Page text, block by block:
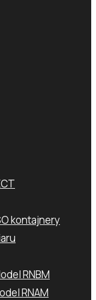
kontajnery
RNBM
RNAM